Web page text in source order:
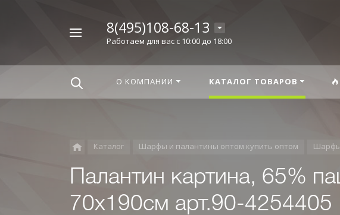
8(495)108-68-13
Работаем для вас с 10:00 до 18:00
О КОМПАНИИ КАТАЛОГ ТОВАРОВ
Каталог Шарфы и палантины оптом купить оптом Шарфы
Палантин картина, 65%
70x190см арт.90-4254405